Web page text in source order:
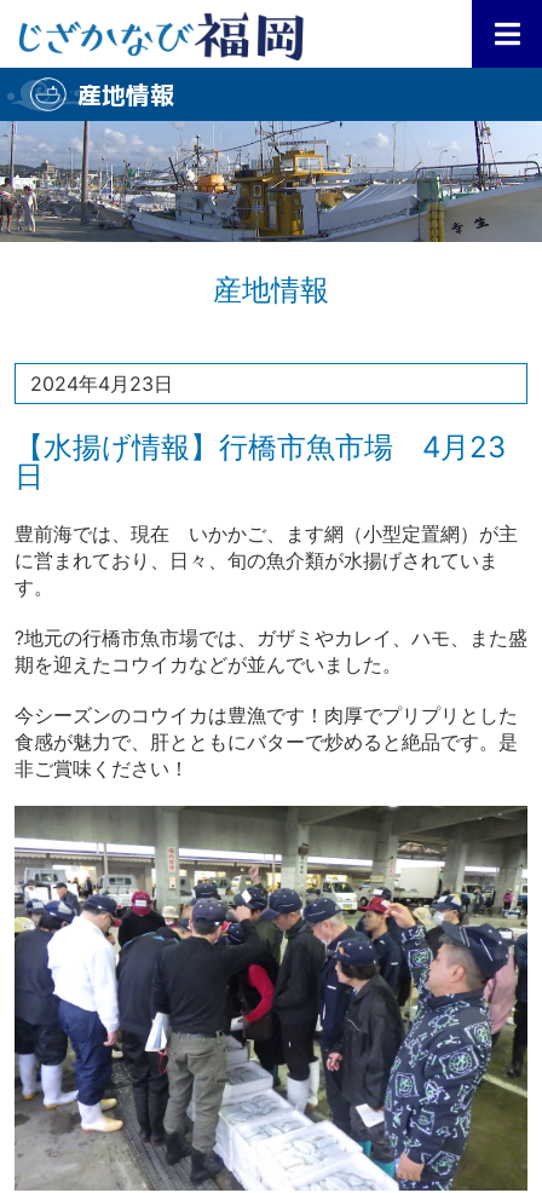
産地情報
産地情報
2024年4月23日
【水揚げ情報】行橋市魚市場 4月23
日
豊前海では、現在 いかかご、ます網（小型定置網）が主
に営まれており、日々、旬の魚介類が水揚げされていま
す。
?地元の行橋市魚市場では、 ガザミやカレイ、ハモ、また盛
期を迎えたコウイカなどが並んでいました。
今シーズンのコウイカは豊漁です！肉厚でプリプリとした
食感が魅力で、肝とともにバターで炒めると絶品です。是
非ご賞味ください！